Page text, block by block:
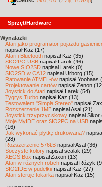
Sprzęt/Hardware
Wynalazki
Atari jako programator pojazdu
napisał Kaz (17)
Atari i Bluetooth napisał Kaz (35)
SIO2PC-USB napisał Larek (46)
Nowe SIO2SD napisał Larek (0)
SIO2SD w CA12 napisał Urborg (15)
Ratowanie ATMEL-ów napisał Yoohaas
Projektowanie cartów napisał Zenon
Joystick do Atari napisał Larek (54)
Tygrys Turbo napisał Kaz (13)
Testowałem "Simple Stereo" napisał
Rozszerzenie 1MB napisał Asal (21)
Joystick trzyprzyciskowy napisał Sikor
Moje MyIDE oraz SIO2PC na USB
(16)
Jak wykonać płytkę drukowaną?
(28)
Rozszerzenie 576kB napisał Asal (36)
Soczyste kolory napisał scalak (29)
XEGS Box napisał Zaxon (13)
Atari w różnych rolach napisał Różyk
SIO2IDE w pudełku napisał Kaz (27)
Atari steruje tokarką napisał Kaz (15)